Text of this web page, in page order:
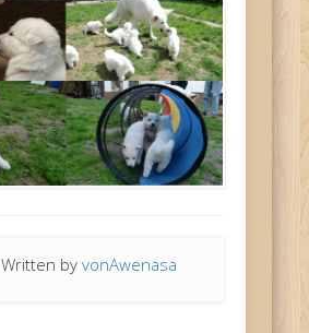
Written byvonAwenasa